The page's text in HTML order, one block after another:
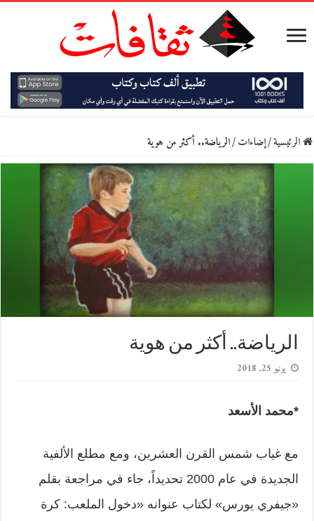
الرئيسية/إضاءات/الرياضة.. أكثر من هوية
الرياضة.. أكثر من هوية
يونيو 25, 2018
*محمد الأسعد
مع غياب شمس القرن العشرين، ومع مطلع الألفية
الجديدة في عام 2000 تحديداً، جاء في مراجعة بقلم
«جيفري يورس» لكتاب عنوانه «دخول الملعب: كرة